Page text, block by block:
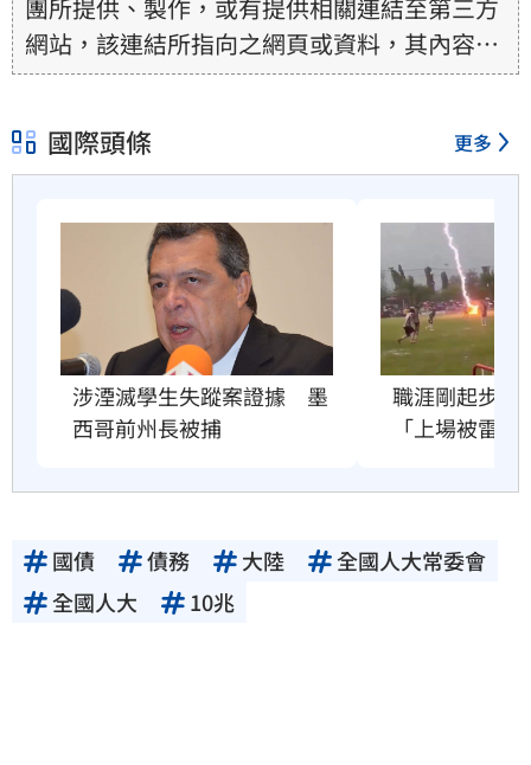
團所提供、製作，或有提供相關連結至第三方
網站，該連結所指向之網頁或資料，其內容均
為所連結網站提供，相關權利均為該網站、內
其真實性、正確性、即時性、完整性或合法
性。三立新聞網所提供的資訊內容，若其著作
權不屬於三立集團所有，使用者未取得內容提
供者（著作權人）許可之前，亦不得擅自轉
貼、重製、變更、散布，否則概由使用者自負
全責。
國際頭條 更多
涉湮滅學生失蹤案證據　墨
西哥前州長被捕
職涯剛起步　
「上場被雷劈
國債 債務 大陸
全國人大常委會
全國人大
10兆